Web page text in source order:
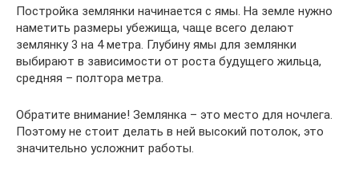
Постройка землянки начинается с ямы. На земле нужно
наметить размеры убежища, чаще всего делают
землянку 3 на 4 метра. Глубину ямы для землянки
выбирают в зависимости от роста будущего жильца,
средняя – полтора метра.
Обратите внимание! Землянка – это место для ночлега.
Поэтому не стоит делать в ней высокий потолок, это
значительно усложнит работы.